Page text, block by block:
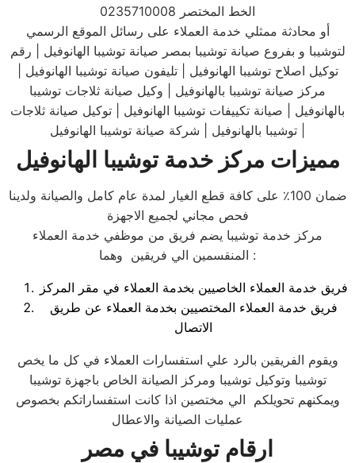
الخط المختصر 0235710008
أو محادثة ممثلي خدمة العملاء على رسائل الموقع الرسمي
لتوشيبا و بفروع صيانة توشيبا بمصر صيانة توشيبا الهانوفيل | رقم
توكيل اصلاح توشيبا الهانوفيل | تليفون صيانة توشيبا الهانوفيل |
مركز صيانة توشيبا بالهانوفيل | وكيل صيانة ثلاجات توشيبا
بالهانوفيل | صيانة تكييفات توشيبا الهانوفيل | توكيل صيانة ثلاجات
مميزات مركز خدمة توشيبا الهانوفيل
ضمان 100٪ على كافة قطع الغيار لمدة عام كامل والصيانة ولدينا
فحص مجاني لجميع الاجهزة
مركز خدمة توشيبا يضم فريق من موظفي خدمة العملاء
المنقسمين الي فريقين وهما :
فريق خدمة العملاء الخاصيين بخدمة العملاء في مقر المركز
فريق خدمة العملاء المختصيين بخدمة العملاء عن طريق
الاتصال
ويقوم الفريقين بالرد علي استفسارات العملاء في كل ما يخص
توشيبا وتوكيل توشيبا ومركز الصيانة الخاص باجهزة توشيبا
ويمكنهم تحويلكم الي مختصين اذا كانت استفساراتكم بخصوص
عمليات الصيانة والاعطال
ارقام توشيبا في مصر